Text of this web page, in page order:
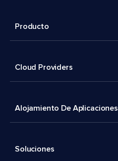
Producto
Cloud Providers
Alojamiento De Aplicaciones
Soluciones